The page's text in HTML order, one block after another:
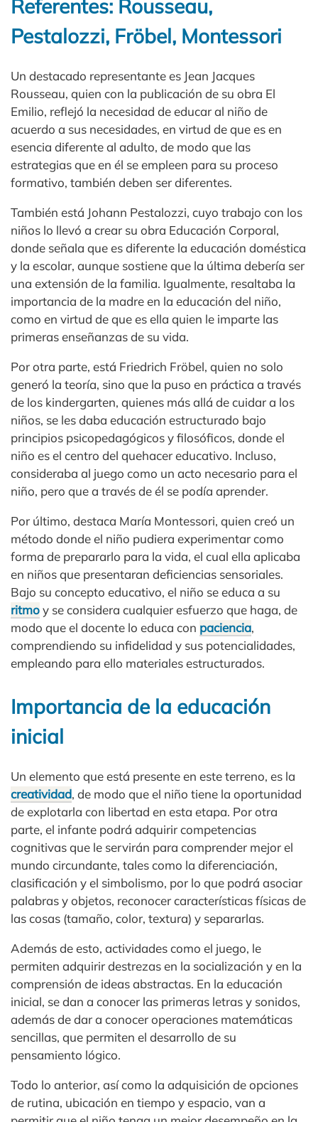
Referentes: Rousseau,
Pestalozzi, Fröbel, Montessori
Un destacado representante es Jean Jacques
Rousseau, quien con la publicación de su obra El
Emilio, reflejó la necesidad de educar al niño de
acuerdo a sus necesidades, en virtud de que es en
esencia diferente al adulto, de modo que las
estrategias que en él se empleen para su proceso
formativo, también deben ser diferentes.
También está Johann Pestalozzi, cuyo trabajo con los
niños lo llevó a crear su obra Educación Corporal,
donde señala que es diferente la educación doméstica
y la escolar, aunque sostiene que la última debería ser
una extensión de la familia. Igualmente, resaltaba la
importancia de la madre en la educación del niño,
como en virtud de que es ella quien le imparte las
primeras enseñanzas de su vida.
Por otra parte, está Friedrich Fröbel, quien no solo
generó la teoría, sino que la puso en práctica a través
de los kindergarten, quienes más allá de cuidar a los
niños, se les daba educación estructurado bajo
principios psicopedagógicos y filosóficos, donde el
niño es el centro del quehacer educativo. Incluso,
consideraba al juego como un acto necesario para el
niño, pero que a través de él se podía aprender.
Por último, destaca María Montessori, quien creó un
método donde el niño pudiera experimentar como
forma de prepararlo para la vida, el cual ella aplicaba
en niños que presentaran deficiencias sensoriales.
Bajo su concepto educativo, el niño se educa a su
ritmoy se considera cualquier esfuerzo que haga, de
modo que el docente lo educa con paciencia,
comprendiendo su infidelidad y sus potencialidades,
empleando para ello materiales estructurados.
Importancia de la educación
inicial
Un elemento que está presente en este terreno, es la
creatividad, de modo que el niño tiene la oportunidad
de explotarla con libertad en esta etapa. Por otra
parte, el infante podrá adquirir competencias
cognitivas que le servirán para comprender mejor el
mundo circundante, tales como la diferenciación,
clasificación y el simbolismo, por lo que podrá asociar
palabras y objetos, reconocer características físicas de
las cosas (tamaño, color, textura) y separarlas.
Además de esto, actividades como el juego, le
permiten adquirir destrezas en la socialización y en la
comprensión de ideas abstractas. En la educación
inicial, se dan a conocer las primeras letras y sonidos,
además de dar a conocer operaciones matemáticas
sencillas, que permiten el desarrollo de su
pensamiento lógico.
Todo lo anterior, así como la adquisición de opciones
de rutina, ubicación en tiempo y espacio, van a